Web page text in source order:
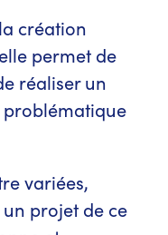
création
permet de
réaliser un
variées,
projet de ce